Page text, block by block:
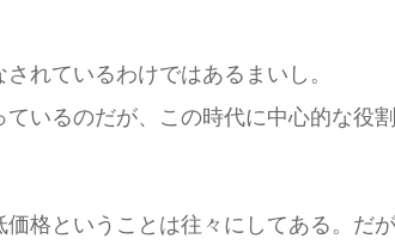
れているわけではあるまいし。
いるのだが、この時代に中心的な役
格ということは往々にしてある。だ